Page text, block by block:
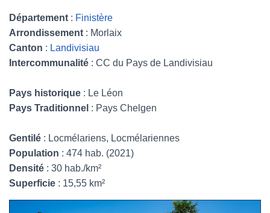
Département : Finistère
Arrondissement : Morlaix
Canton : Landivisiau
Intercommunalité : CC du Pays de Landivisiau
Pays historique : Le Léon
Pays Traditionnel : Pays Chelgen
Gentilé : Locmélariens, Locmélariennes
Population : 474 hab. (2021)
Densité : 30 hab./km²
Superficie : 15,55 km²